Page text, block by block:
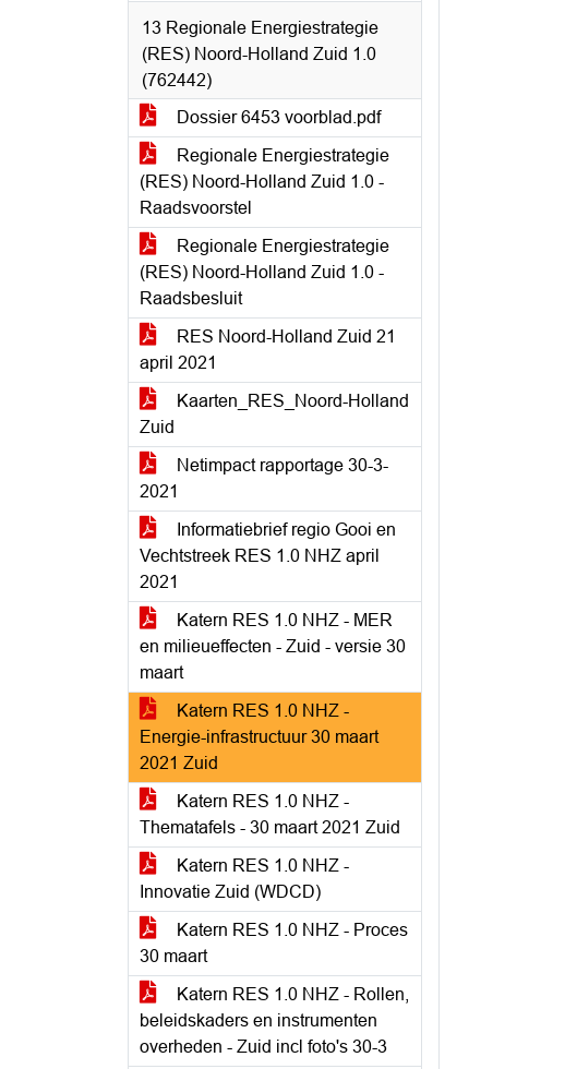
13 Regionale Energiestrategie
(RES) Noord-Holland Zuid 1.0
(762442)
Dossier 6453 voorblad.pdf
Regionale Energiestrategie
(RES) Noord-Holland Zuid 1.0 -
Raadsvoorstel
Regionale Energiestrategie
(RES) Noord-Holland Zuid 1.0 -
Raadsbesluit
RES Noord-Holland Zuid 21
april 2021
Kaarten_RES_Noord-Holland
Zuid
Netimpact rapportage 30-3-
2021
Informatiebrief regio Gooi en
Vechtstreek RES 1.0 NHZ april
2021
Katern RES 1.0 NHZ - MER
en milieueffecten - Zuid - versie 30
maart
Katern RES 1.0 NHZ -
Energie-infrastructuur 30 maart
2021 Zuid
Katern RES 1.0 NHZ -
Thematafels - 30 maart 2021 Zuid
Katern RES 1.0 NHZ -
Innovatie Zuid (WDCD)
Katern RES 1.0 NHZ - Proces
30 maart
Katern RES 1.0 NHZ - Rollen,
beleidskaders en instrumenten
overheden - Zuid incl foto's 30-3